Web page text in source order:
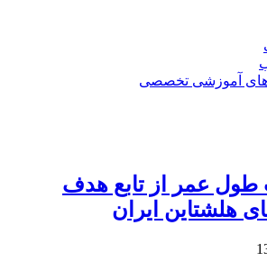
آموزشی تخصصی
عمر از تابع هدف
هلشتاین ایران